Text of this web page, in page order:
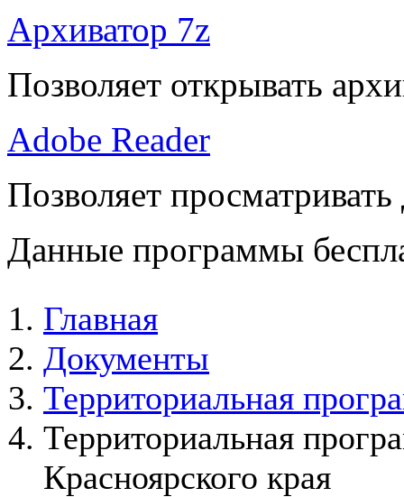
Архиватор 7z
Позволяет открывать
Adobe Reader
Позволяет
Данные программы
Главная
Документы
Территориальная
Территориальная
Красноярского края